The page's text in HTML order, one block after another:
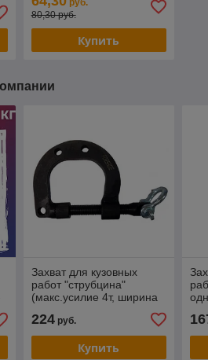
руб.
80,30 руб.
Купить
Захват для кузовных
работ "струбцина"
(макс.усилие 4т, ширина
(F-62508A)
224руб.
Купить
(F-